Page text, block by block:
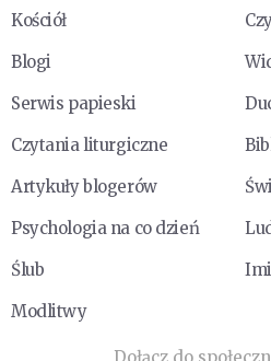
Kościół
Blogi
Serwis papieski
Czytania liturgiczne
Artykuły blogerów
Psychologia na co dzień
Ślub
Modlitwy